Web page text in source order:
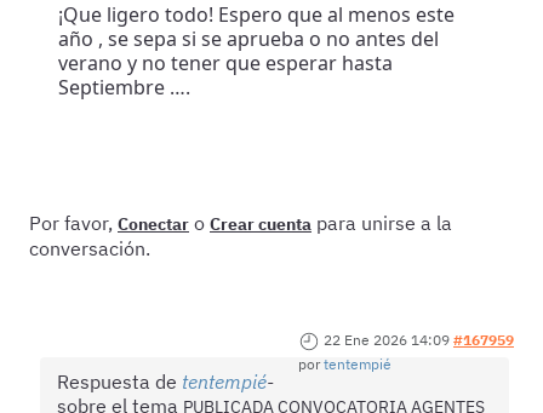
¡Que ligero todo! Espero que al menos este
año , se sepa si se aprueba o no antes del
verano y no tener que esperar hasta
Septiembre ….
Por favor, Conectar o Crear cuenta para unirse a la
conversación.
22 Ene 2026 14:09 #167959
portentempié
Respuesta de tentempié
sobre el tema PUBLICADA CONVOCATORIA AGENTES